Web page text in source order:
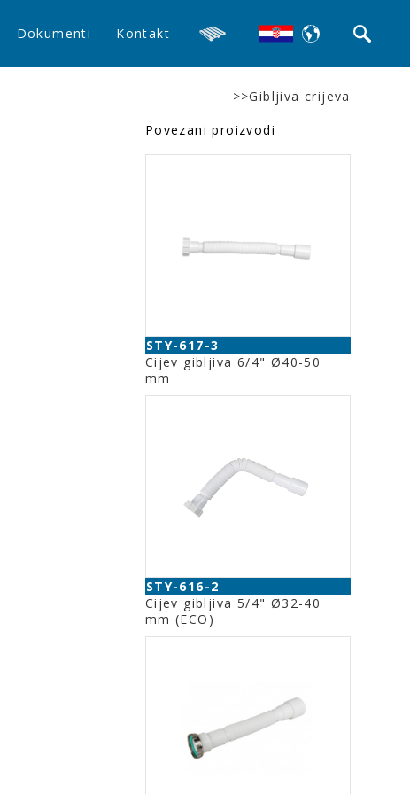
Dokumenti Kontakt
>>Gibljiva crijeva
Povezani proizvodi
STY-617-3
Cijev gibljiva 6/4" Ø40-50
mm
STY-616-2
Cijev gibljiva 5/4" Ø32-40
mm (ECO)